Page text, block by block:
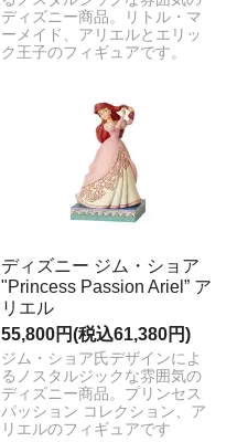
ディズニー商品。リトル・マ
ーメイド、アリエルとエリッ
ク王子のフィギュアです。
ディズニー ジム・ショア
"Princess Passion Ariel” ア
リエル
55,800円(税込61,380円)
ジム・ショア氏デザインによ
るノスタルジックな雰囲気の
ディズニー商品。プリンセス
パッション コレクション、ア
リエルのフィギュアです